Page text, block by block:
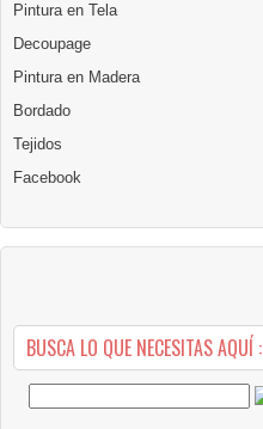
Pintura en Tela
Decoupage
Pintura en Madera
Bordado
Tejidos
Facebook
BUSCA LO QUE NECESITAS AQUÍ :